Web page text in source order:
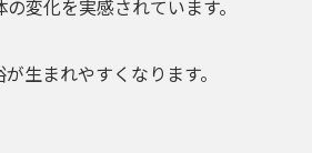
変化を実感されています。
生まれやすくなります。